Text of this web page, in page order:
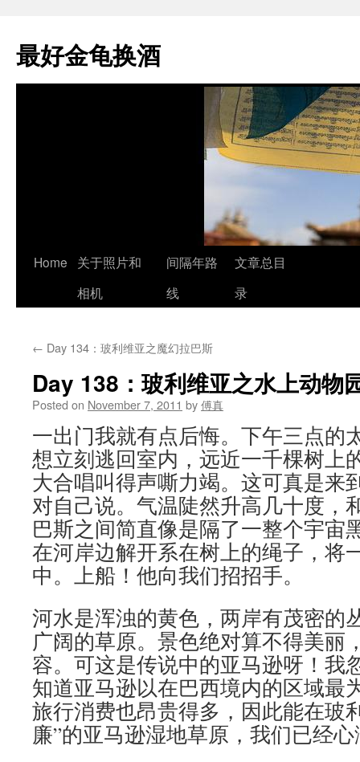
最好金龟换酒
Skip
Home
关于照片和
相机
间隔年路
线
文章总目
录
← Day 134：玻利维亚之魔幻拉巴斯
Day 138：玻利维亚之水上动物
Posted on November 7, 2011 by傅真
一出门我就有点后悔。下午三点的
想立刻逃回室内，远近一千棵树上
大合唱叫得声嘶力竭。这可真是来
对自己说。气温陡然升高几十度，
巴斯之间简直像是隔了一整个宇宙
在河岸边解开系在树上的绳子，将
中。上船！他向我们招招手。
河水是浑浊的黄色，两岸有茂密的
广阔的草原。景色绝对算不得美丽
容。可这是传说中的亚马逊呀！我
知道亚马逊以在巴西境内的区域最
旅行消费也昂贵得多，因此能在玻
廉”的亚马逊湿地草原，我们已经